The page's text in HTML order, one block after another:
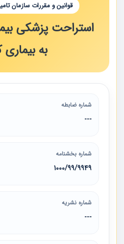
قوانین و مقررات سازمان
استراحت پزشکی
به بیماری
شماره ضابطه
---
شماره بخشنامه
1000/99/9949
شماره نشریه
---